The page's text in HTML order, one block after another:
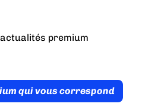
premium
qui vous correspond